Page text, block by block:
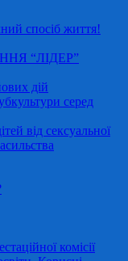
спосіб життя!
“ЛІДЕР”
дій
серед
від сексуальної
комісії